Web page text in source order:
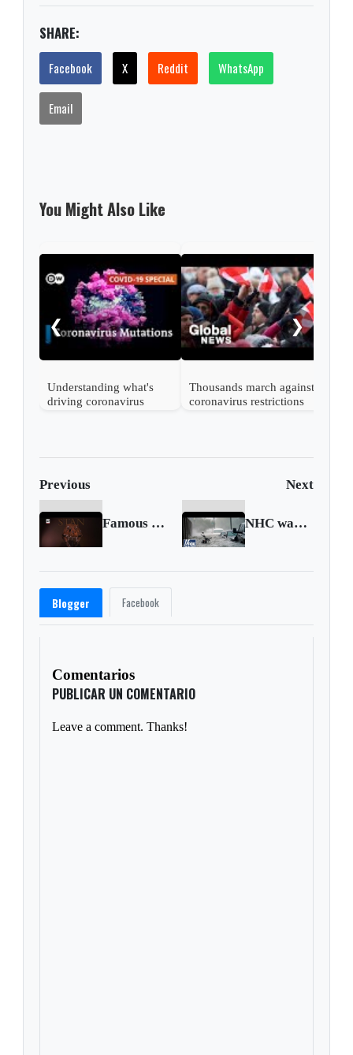
SHARE:
Facebook X Reddit WhatsApp
Email
You Might Also Like
❮
Understanding what's
driving coronavirus
Thousands march against
coronavirus restrictions
❯
Previous Next
Famous T-rex goes up for auction NHC warns of 'historic, catastrophic flooding' from Hurricane Sally
Blogger Facebook
Comentarios
PUBLICAR UN COMENTARIO
Leave a comment. Thanks!